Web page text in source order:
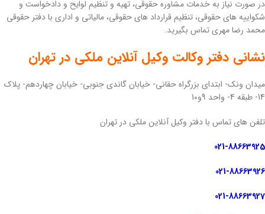
در صورت نیاز به خدمات مشاوره حقوقی، تهیه و تنظیم لوایح و دادخواست و
شکواییه های حقوقی، تنظیم قرارداد های حقوقی، مالیاتی و اداری با دفتر حقوقی
محمد رضا مهری تماس بگیرید.
نشانی دفتر وکالت وکیل آنلاین ملکی در تهران
میدان ونک- ابتدای بزرگراه حقانی- خیابان گاندی جنوبی- خیابان چهاردهم- پلاک
14- طبقه 4- واحد 9و10
تلفن های تماس با دفتر وکیل آنلاین ملکی در تهران
021-88663925
021-88663926
021-88663927